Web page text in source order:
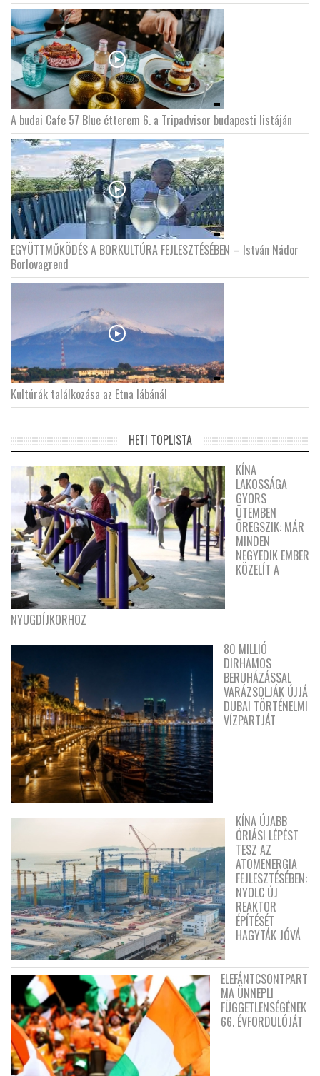
A budai Cafe 57 Blue étterem 6. a Tripadvisor budapesti listáján
EGYÜTTMŰKÖDÉS A BORKULTÚRA FEJLESZTÉSÉBEN – István Nádor
Borlovagrend
Kultúrák találkozása az Etna lábánál
HETI TOPLISTA
KÍNA
LAKOSSÁGA
GYORS
ÜTEMBEN
ÖREGSZIK: MÁR
MINDEN
NEGYEDIK EMBER
KÖZELÍT A
NYUGDÍJKORHOZ
80 MILLIÓ
DIRHAMOS
BERUHÁZÁSSAL
VARÁZSOLJÁK ÚJJÁ
DUBAI TÖRTÉNELMI
VÍZPARTJÁT
KÍNA ÚJABB
ÓRIÁSI LÉPÉST
TESZ AZ
ATOMENERGIA
FEJLESZTÉSÉBEN:
NYOLC ÚJ
REAKTOR
ÉPÍTÉSÉT
HAGYTÁK JÓVÁ
ELEFÁNTCSONTPART
MA ÜNNEPLI
FÜGGETLENSÉGÉNEK
66. ÉVFORDULÓJÁT